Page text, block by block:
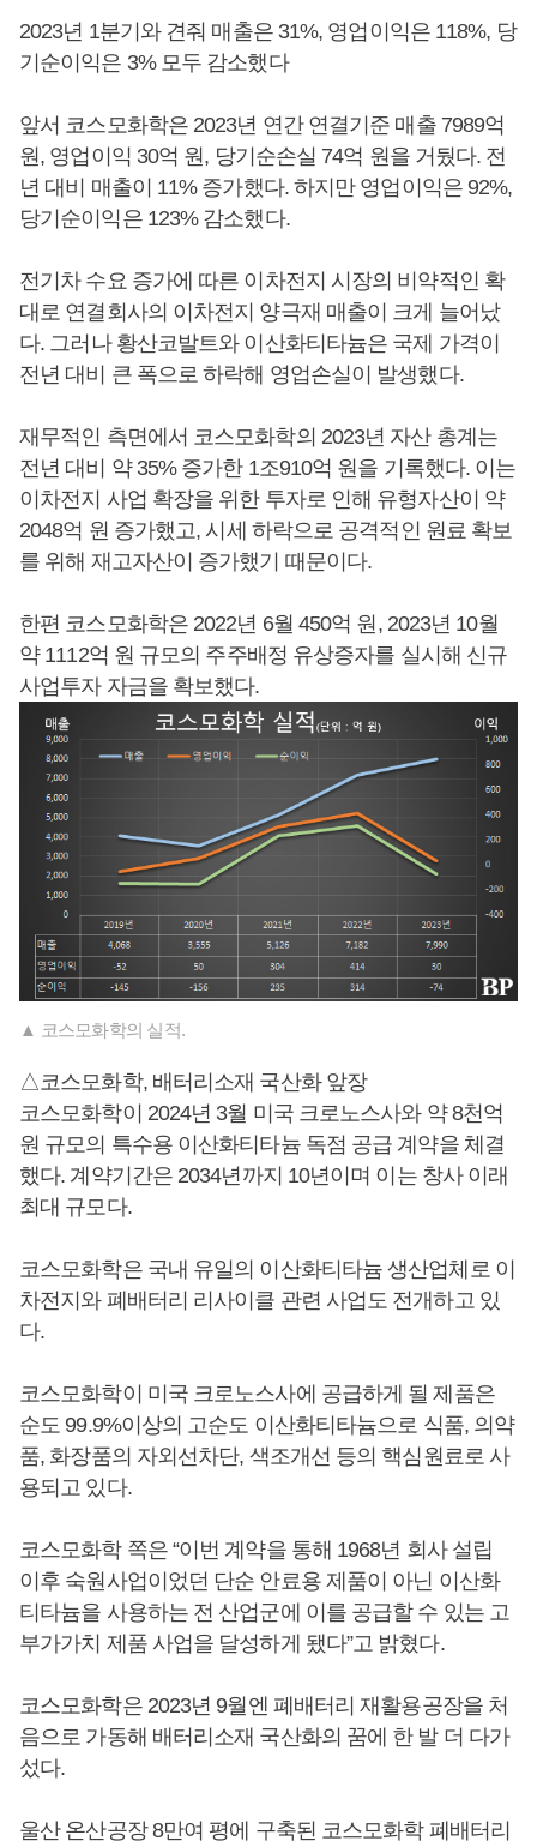
2023년 1분기와 견줘 매출은 31%, 영업이익은 118%, 당
기순이익은 3% 모두 감소했다
앞서 코스모화학은 2023년 연간 연결기준 매출 7989억
원, 영업이익 30억 원, 당기순손실 74억 원을 거뒀다. 전
년 대비 매출이 11% 증가했다. 하지만 영업이익은 92%,
당기순이익은 123% 감소했다.
전기차 수요 증가에 따른 이차전지 시장의 비약적인 확
대로 연결회사의 이차전지 양극재 매출이 크게 늘어났
다. 그러나 황산코발트와 이산화티타늄은 국제 가격이
전년 대비 큰 폭으로 하락해 영업손실이 발생했다.
재무적인 측면에서 코스모화학의 2023년 자산 총계는
전년 대비 약 35% 증가한 1조910억 원을 기록했다. 이는
이차전지 사업 확장을 위한 투자로 인해 유형자산이 약
2048억 원 증가했고, 시세 하락으로 공격적인 원료 확보
를 위해 재고자산이 증가했기 때문이다.
한편 코스모화학은 2022년 6월 450억 원, 2023년 10월
약 1112억 원 규모의 주주배정 유상증자를 실시해 신규
사업투자 자금을 확보했다.
▲ 코스모화학의 실적.
△코스모화학, 배터리소재 국산화 앞장
코스모화학이 2024년 3월 미국 크로노스사와 약 8천억
원 규모의 특수용 이산화티타늄 독점 공급 계약을 체결
했다. 계약기간은 2034년까지 10년이며 이는 창사 이래
최대 규모다.
코스모화학은 국내 유일의 이산화티타늄 생산업체로 이
차전지와 폐배터리 리사이클 관련 사업도 전개하고 있
다.
코스모화학이 미국 크로노스사에 공급하게 될 제품은
순도 99.9%이상의 고순도 이산화티타늄으로 식품, 의약
품, 화장품의 자외선차단, 색조개선 등의 핵심원료로 사
용되고 있다.
코스모화학 쪽은 “이번 계약을 통해 1968년 회사 설립
이후 숙원사업이었던 단순 안료용 제품이 아닌 이산화
티타늄을 사용하는 전 산업군에 이를 공급할 수 있는 고
부가가치 제품 사업을 달성하게 됐다”고 밝혔다.
코스모화학은 2023년 9월엔 폐배터리 재활용공장을 처
음으로 가동해 배터리소재 국산화의 꿈에 한 발 더 다가
섰다.
울산 온산공장 8만여 평에 구축된 코스모화학 폐배터리